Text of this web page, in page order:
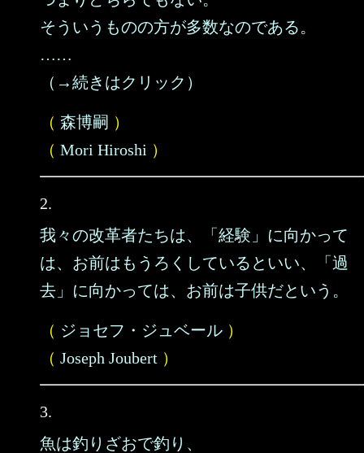
そういうものの方が多数なのである。
……
（→続きはクリック）
（ 森博嗣 ）
（ Mori Hiroshi ）
2.
我々の改革者たちは、「経験」に向かって
は、お前はもうろくしているといい、「過
去」に向かっては、お前は子供だという。
（ ジョセフ・ジュベール ）
（ Joseph Joubert ）
3.
魚は釣りざおで釣り、